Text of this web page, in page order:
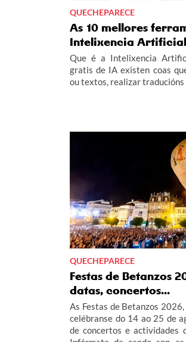
QUECHEPARECE
As 10 mellores
Intelixencia Artificial
Que é a Intelixencia
gratis de IA existen coas
ou textos, realizar traducións
QUECHEPARECE
Festas de Betanzos
datas, concertos...
As Festas de Betanzos
celébranse do 14 ao 25 de
de concertos e actividades